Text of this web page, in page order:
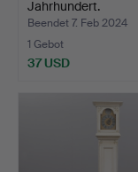
Jahrhundert.
Beendet 7. Feb 2024
1 Gebot
37 USD